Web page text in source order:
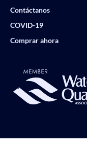
Contáctanos
COVID-19
Comprar ahora